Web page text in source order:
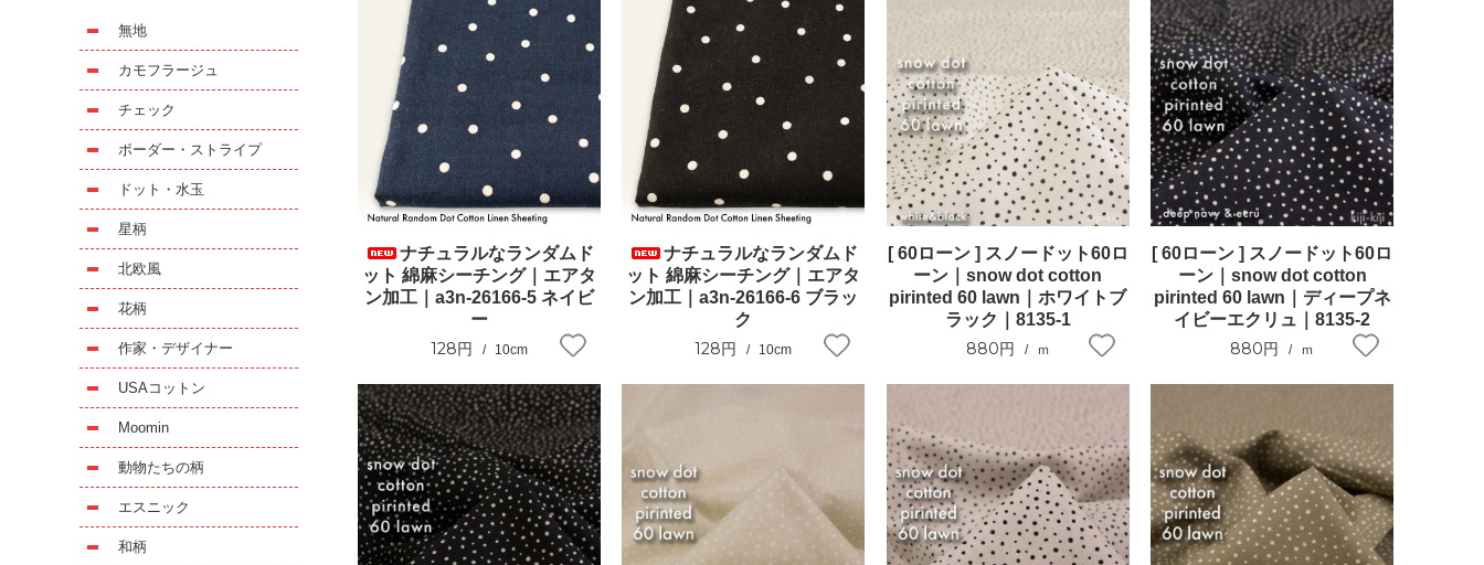
ナチュラルなランダムド
ット 綿麻シーチング｜エアタ
ン加工｜a3n-26166-5 ネイビ
ー
128円 10cm
ナチュラルなランダムド
ット 綿麻シーチング｜エアタ
ン加工｜a3n-26166-6 ブラッ
ク
128円 10cm
[ 60ローン ] スノードット60ロ
ーン｜snow dot cotton
pirinted 60 lawn｜ホワイトブ
ラック｜8135-1
880円 ｍ
[ 60ローン ] スノードット60ロ
ーン｜snow dot cotton
pirinted 60 lawn｜ディープネ
イビーエクリュ｜8135-2
880円 ｍ
無地
カモフラージュ
チェック
ボーダー・ストライプ
ドット・水玉
星柄
北欧風
花柄
作家・デザイナー
USAコットン
Moomin
動物たちの柄
エスニック
和柄